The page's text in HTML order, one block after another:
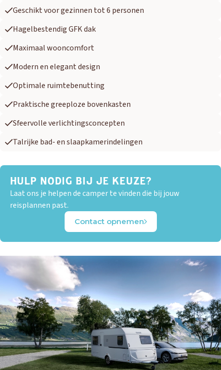
Geschikt voor gezinnen tot 6 personen
Hagelbestendig GFK dak
Maximaal wooncomfort
Modern en elegant design
Optimale ruimtebenutting
Praktische greeploze bovenkasten
Sfeervolle verlichtingsconcepten
Talrijke bad- en slaapkamerindelingen
HULP NODIG BIJ JE KEUZE?
Laat ons je helpen de camper te vinden die bij jouw
reisplannen past.
Contact opnemen